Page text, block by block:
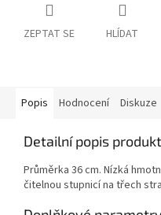
ZEPTAT SE HLÍDAT
Popis Hodnocení Diskuze
Detailní popis
Průměrka 36 cm. Nízká
čitelnou stupnicí na třech